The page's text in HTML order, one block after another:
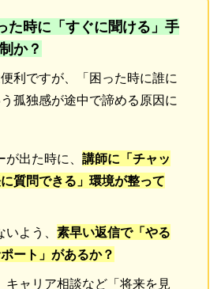
た時に「すぐに聞ける」手
か？
利ですが、「困った時に誰に
孤独感が途中で諦める原因に
が出た時に、講師に「チャッ
質問できる」環境が整って
いよう、素早い返信で「やる
ート」があるか？
キャリア相談など「将来を見